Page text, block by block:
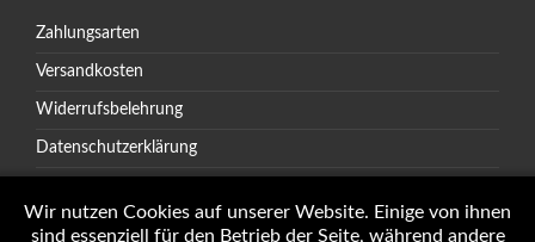
Zahlungsarten
Versandkosten
Widerrufsbelehrung
Datenschutzerklärung
Wir nutzen Cookies auf unserer Website. Einige von ihnen
sind essenziell für den Betrieb der Seite, während andere